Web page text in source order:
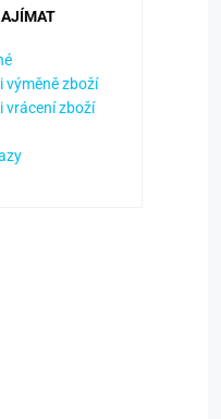
zboží
vrácení zboží